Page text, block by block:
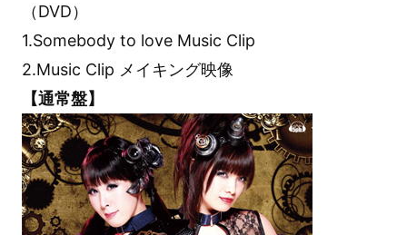
（DVD）
1.Somebody to love Music Clip
2.Music Clip メイキング映像
【通常盤】